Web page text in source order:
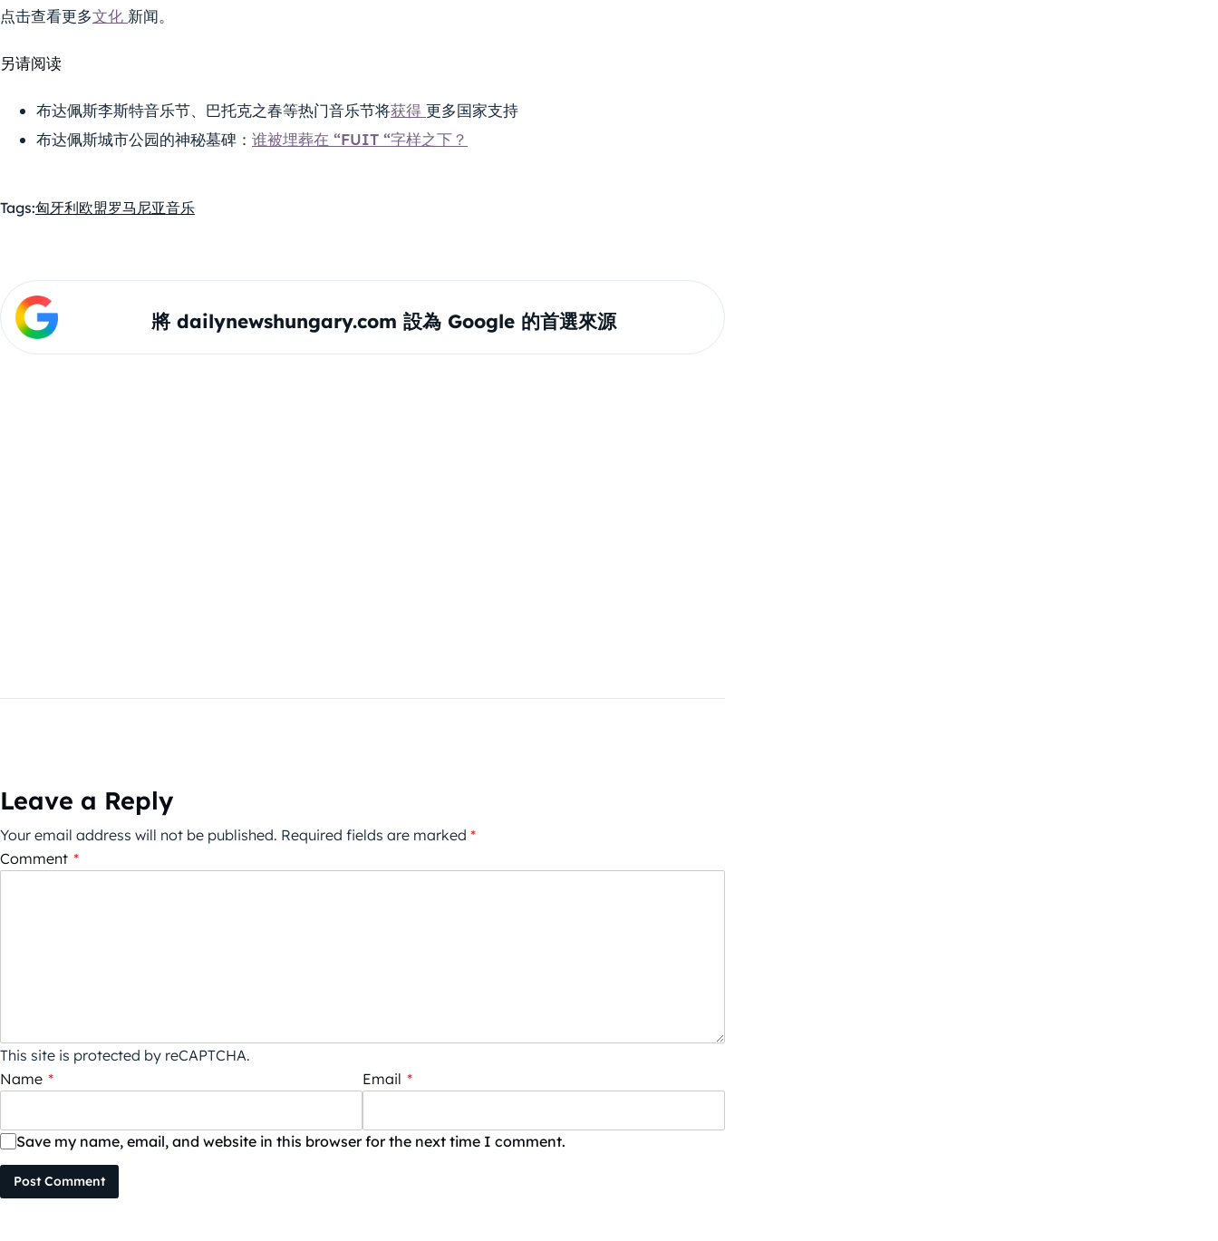
点击查看更多文化 新闻。
另请阅读
布达佩斯李斯特音乐节、巴托克之春等热门音乐节将获得 更多国家支持
布达佩斯城市公园的神秘墓碑： 谁被埋葬在 “FUIT “字样之下？
Tags:匈牙利欧盟罗马尼亚音乐
將 dailynewshungary.com 設為 Google 的首選來源
Leave a Reply
Your email address will not be published. Required fields are marked *
Comment *
This site is protected by reCAPTCHA.
Name * Email *
Save my name, email, and website in this browser for the next time I comment.
Post Comment